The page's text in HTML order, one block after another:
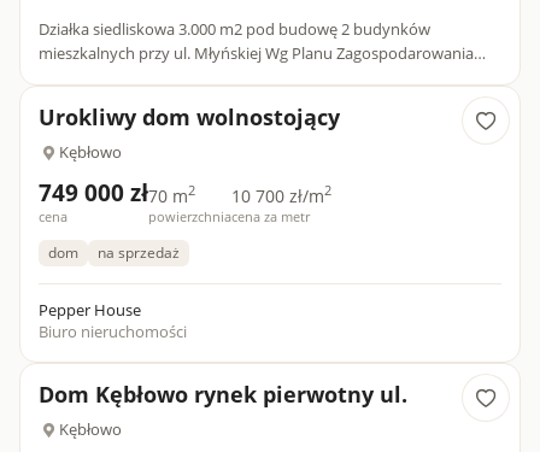
Działka siedliskowa 3.000 m2 pod budowę 2 budynków
mieszkalnych przy ul. Młyńskiej Wg Planu Zagospodarowania
Urokliwy dom wolnostojący
Kębłowo
749 000 zł
cena
70 m2
powierzchnia
10 700 zł/m2
cena za metr
dom na sprzedaż
Pepper House
Biuro nieruchomości
Dom Kębłowo rynek pierwotny ul.
Kębłowo